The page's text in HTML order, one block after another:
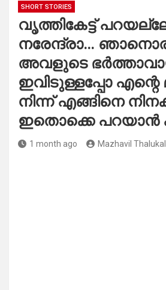
SHORT STORIES
വൃത്തികേട്ട്
നരേന്ദ്രാ…
അവളുടെ
ഇവിടുള്ളപ്പോ എന്റെ
നിന്ന് എങ്ങിനെ
ഇതൊക്കെ പറയാൻ
1 month ago Mazhavil Thalukal